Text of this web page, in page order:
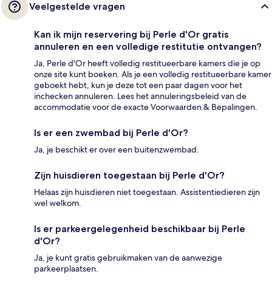
Veelgestelde vragen
Kan ik mijn reservering bij Perle d'Or gratis
annuleren en een volledige restitutie ontvangen?
Ja, Perle d'Or heeft volledig restitueerbare kamers die je op
onze site kunt boeken. Als je een volledig restitueerbare kamer
geboekt hebt, kun je deze tot een paar dagen voor het
inchecken annuleren. Lees het annuleringsbeleid van de
accommodatie voor de exacte Voorwaarden & Bepalingen.
Is er een zwembad bij Perle d'Or?
Ja, je beschikt er over een buitenzwembad.
Zijn huisdieren toegestaan bij Perle d'Or?
Helaas zijn huisdieren niet toegestaan. Assistentiedieren zijn
wel welkom.
Is er parkeergelegenheid beschikbaar bij Perle
d'Or?
Ja, je kunt gratis gebruikmaken van de aanwezige
parkeerplaatsen.